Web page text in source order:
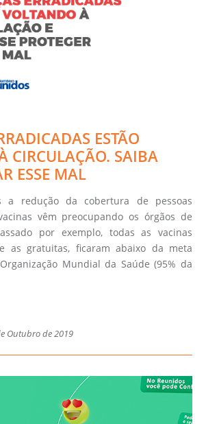
ESTÃO
CIRCULAÇÃO. SAIBA
ESSE MAL
a redução da cobertura de pessoas
vêm preocupando os órgãos de
por exemplo, todas as vacinas
as gratuitas, ficaram abaixo da meta
Mundial da Saúde (95% da
Outubro de 2019